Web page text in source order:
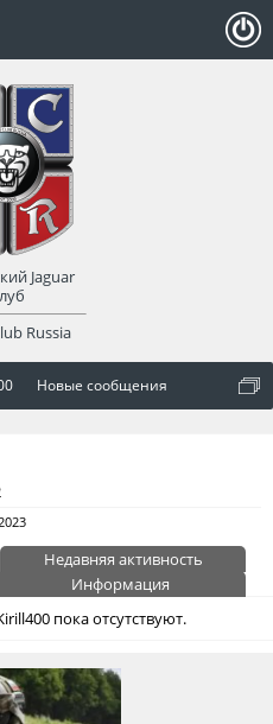
Новые сообщения
Недавняя активность
Информация
пока отсутствуют.
Jaguar
Russia
оват